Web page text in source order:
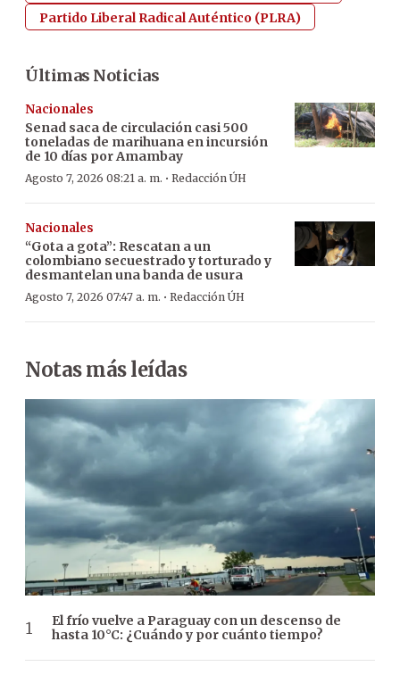
Partido Liberal Radical Auténtico (PLRA)
Últimas Noticias
Nacionales
Senad saca de circulación casi 500
toneladas de marihuana en incursión
de 10 días por Amambay
Agosto 7, 2026 08:21 a. m. · Redacción ÚH
Nacionales
“Gota a gota”: Rescatan a un
colombiano secuestrado y torturado y
desmantelan una banda de usura
Agosto 7, 2026 07:47 a. m. · Redacción ÚH
Notas más leídas
El frío vuelve a Paraguay con un descenso de
hasta 10°C: ¿Cuándo y por cuánto tiempo?